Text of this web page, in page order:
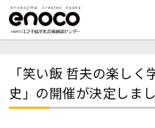
「笑い飯 哲夫の楽しく
史」の開催が決定しま